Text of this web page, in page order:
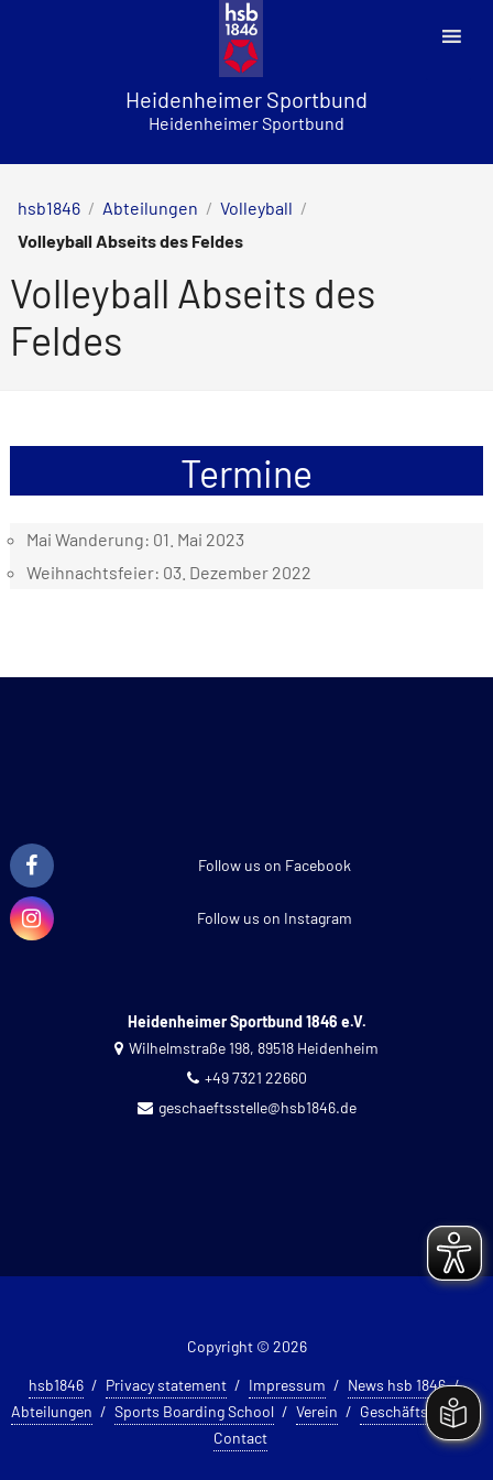
Heidenheimer Sportbund
Heidenheimer Sportbund
hsb1846 / Abteilungen / Volleyball /
Volleyball Abseits des Feldes
Volleyball Abseits des
Feldes
Termine
Mai Wanderung: 01. Mai 2023
Weihnachtsfeier: 03. Dezember 2022
Follow us on Facebook
Follow us on Instagram
Heidenheimer Sportbund 1846 e.V.
Wilhelmstraße 198, 89518 Heidenheim
+49 7321 22660
geschaeftsstelle@hsb1846.de
Copyright © 2026
hsb1846 Privacy statement Impressum
News hsb 1846
Abteilungen
Sports Boarding School Verein
Geschäftsstelle
Contact